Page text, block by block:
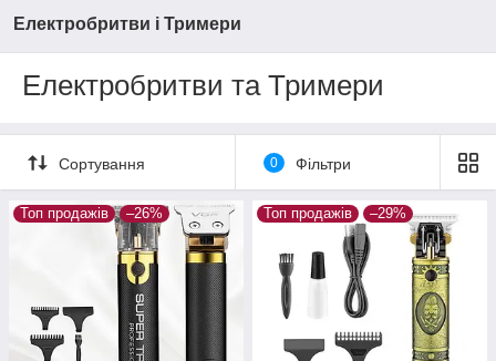
Електробритви і Тримери
Електробритви та Тримери
Сортування 0 Фільтри
Топ продажів –26% Топ продажів –29%